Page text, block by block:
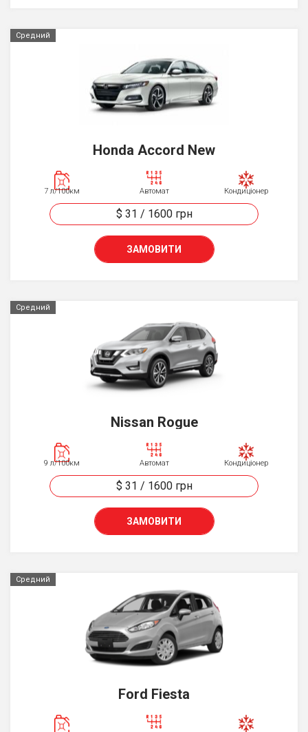
Средний
Honda Accord New
7 л/100км Автомат Кондиціонер
$ 31 / 1600 грн
ЗАМОВИТИ
Средний
Nissan Rogue
9 л/100км Автомат Кондиціонер
$ 31 / 1600 грн
ЗАМОВИТИ
Средний
Ford Fiesta